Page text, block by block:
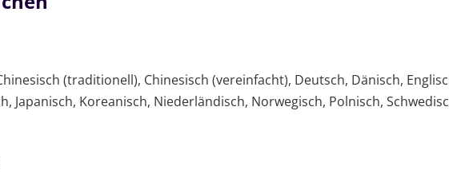
(traditionell), Chinesisch (vereinfacht), Deutsch, Dänisch,
Japanisch, Koreanisch, Niederländisch, Norwegisch, Polnisch,